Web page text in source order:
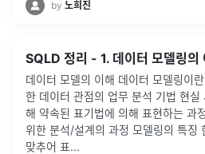
by 노희진
SQLD 정리 - 1. 데이터 모델링의
데이터 모델의 이해 데이터 모델링이
한 데이터 관점의 업무 분석 기법 현
해 약속된 표기법에 의해 표현하는 과
위한 분석/설계의 과정 모델링의 특징
맞추어 표...